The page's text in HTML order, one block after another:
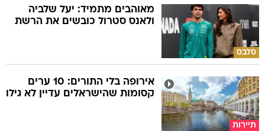
סלבס
מאוהבים מתמיד: יעל שלביה
ולאנס סטרול כובשים את הרשת
תיירות
אירופה בלי התורים: 10 ערים
קסומות שהישראלים עדיין לא גילו